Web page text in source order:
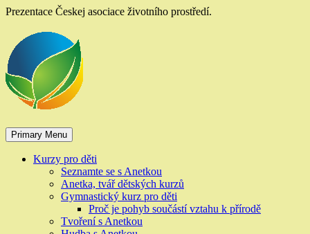
Skip
content
Prezentace Českej asociace životního prostředí.
Primary Menu
Kurzy pro děti
Seznamte se s Anetkou
Anetka, tvář dětských kurzů
Gymnastický kurz pro děti
Proč je pohyb součástí vztahu k přírodě
Tvoření s Anetkou